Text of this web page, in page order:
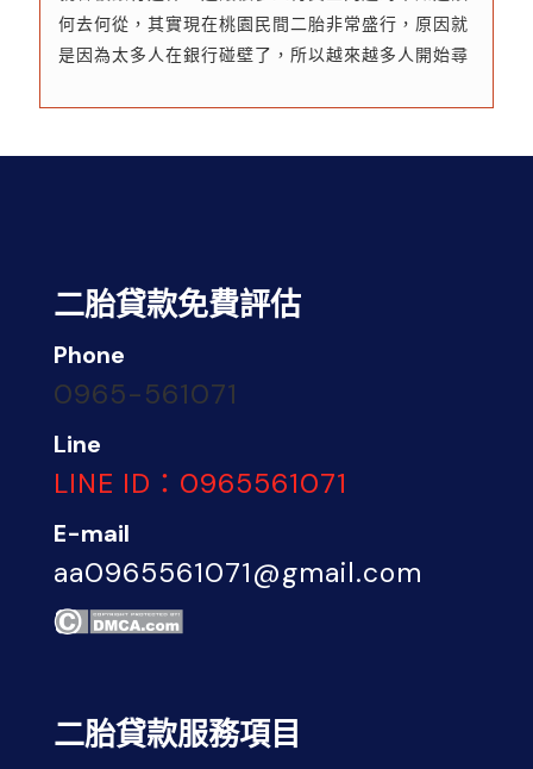
何去何從，其實現在桃園民間二胎非常盛行，原因就
是因為太多人在銀行碰壁了，所以越來越多人開始尋
二胎貸款免費評估
Phone
0965-561071
Line
LINE ID：0965561071
E-mail
aa0965561071@gmail.com
二胎貸款服務項目